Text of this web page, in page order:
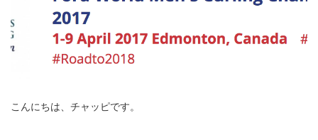
こんにちは、チャッピです。